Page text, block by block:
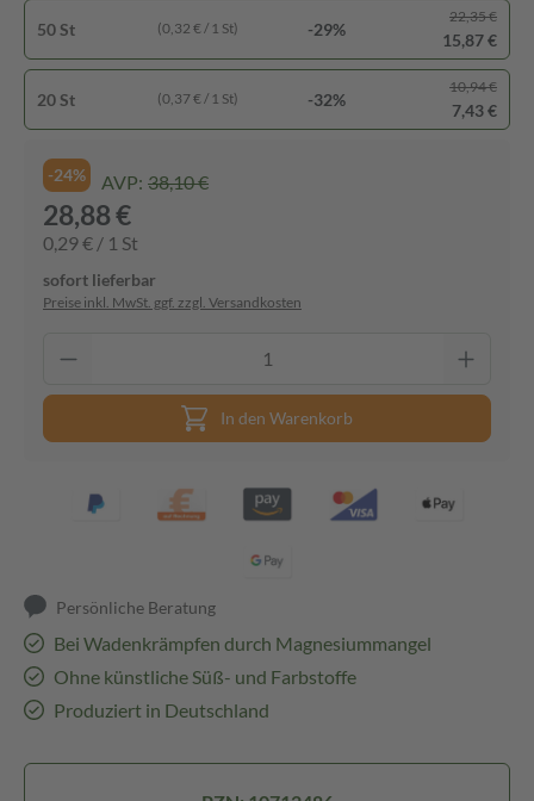
50 St (0,32 € / 1 St) -29%
22,35 €
15,87 €
20 St (0,37 € / 1 St) -32%
10,94 €
7,43 €
-24% AVP: 38,10 €
28,88 €
0,29 € / 1 St
sofort lieferbar
Preise inkl. MwSt. ggf. zzgl. Versandkosten
In den Warenkorb
Persönliche Beratung
Bei Wadenkrämpfen durch Magnesiummangel
Ohne künstliche Süß- und Farbstoffe
Produziert in Deutschland